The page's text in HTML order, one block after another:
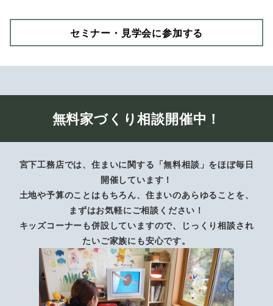
セミナー・見学会に参加する
無料家づくり相談開催中！
宮下工務店では、住まいに関する「無料相談」をほぼ毎日
開催しています！
土地や予算のことはもちろん、住まいのあらゆることを、
まずはお気軽にご相談ください！
キッズコーナーも併設していますので、じっくり相談され
たいご家族にも安心です。